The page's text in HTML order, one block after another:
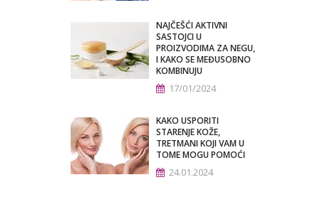
NAJČEŠĆI AKTIVNI
SASTOJCI U
PROIZVODIMA ZA NEGU,
I KAKO SE MEĐUSOBNO
KOMBINUJU
17/01/2024
KAKO USPORITI
STARENJE KOŽE,
TRETMANI KOJI VAM U
TOME MOGU POMOĆI
24.01.2024